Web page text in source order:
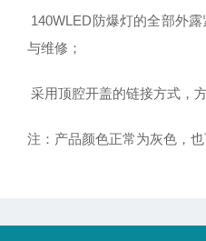
140WLED防爆灯的全部外
与维修；
采用顶腔开盖的链接方式，
注：产品颜色正常为灰色，